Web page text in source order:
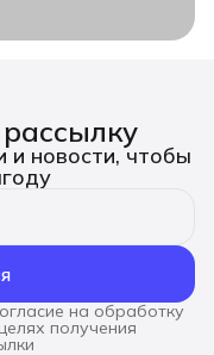
новости, чтобы
на обработку
получения